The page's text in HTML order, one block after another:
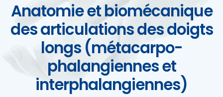
Anatomie et biomécanique
des articulations des doigts
longs (métacarpo-
phalangiennes et
interphalangiennes)
La
SFCM
Actualités
Evénements